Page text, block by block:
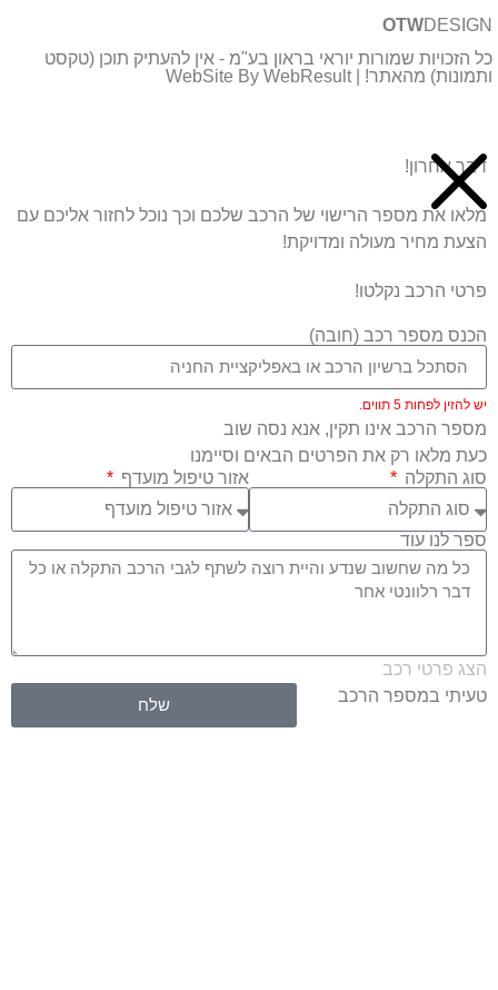
OTWDESIGN
כל הזכויות שמורות יוראי בראון בע"מ - אין להעתיק תוכן (טקסט
ותמונות) מהאתר! | WebSite By WebResult
דבר אחרון!
מלאו את מספר הרישוי של הרכב שלכם וכך נוכל לחזור אליכם עם
הצעת מחיר מעולה ומדויקת!
פרטי הרכב נקלטו!
הכנס מספר רכב (חובה)
יש להזין לפחות 5 תווים.
מספר הרכב אינו תקין, אנא נסה שוב
כעת מלאו רק את הפרטים הבאים וסיימנו
סוג התקלה
אזור טיפול מועדף
ספר לנו עוד
הצג פרטי רכב
טעיתי במספר הרכב
שלח